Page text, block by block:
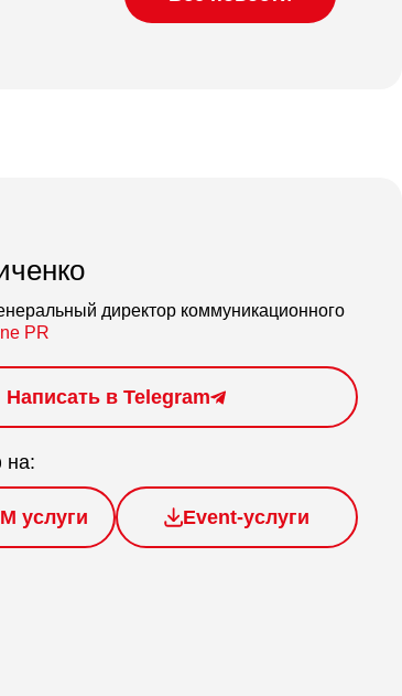
директор коммуникационного
PR
Написать в Telegram
на:
услуги Event-услуги